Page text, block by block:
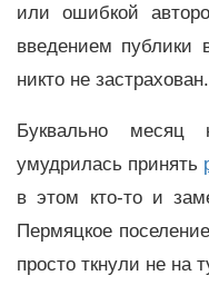
или ошибкой
введением публики
никто не застрахован.
Буквально месяц
умудрилась принять
в этом кто-то и
Пермяцкое
просто ткнули не на